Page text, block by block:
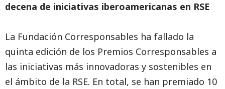
decena de iniciativas iberoamericanas en RSE
La Fundación Corresponsables ha fallado la
quinta edición de los Premios Corresponsables a
las iniciativas más innovadoras y sostenibles en
el ámbito de la RSE. En total, se han premiado 10